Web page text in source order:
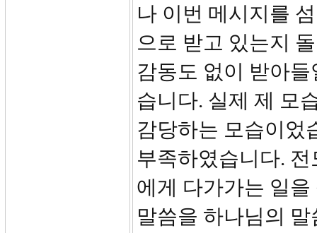
나 이번 메시지를
으로 받고 있는지
감동도 없이 받아
습니다. 실제 제 모
감당하는 모습이었
부족하였습니다.
에게 다가가는 일
말씀을 하나님의